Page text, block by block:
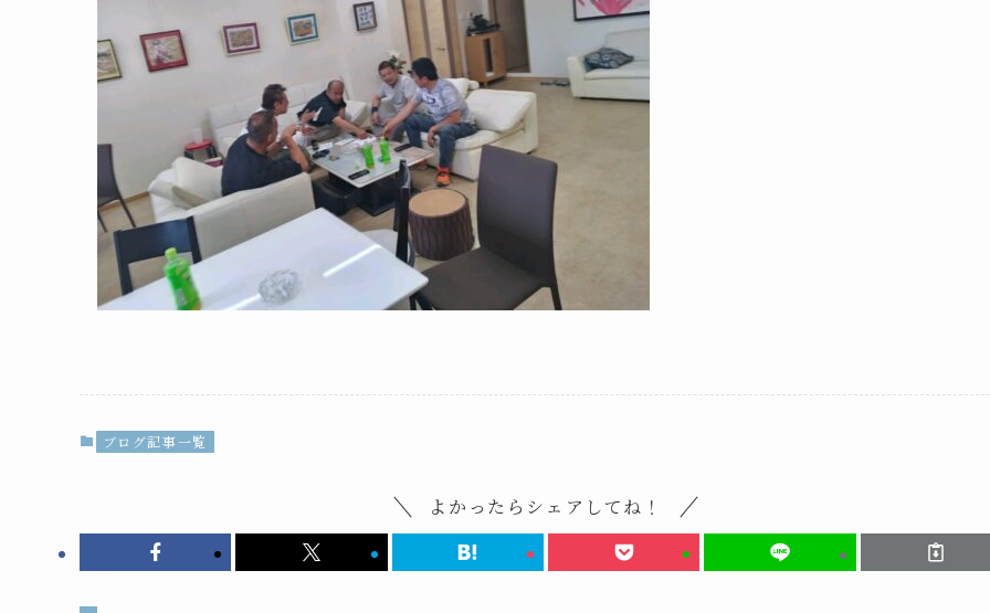
ブログ記事一覧
よかったらシェアしてね！